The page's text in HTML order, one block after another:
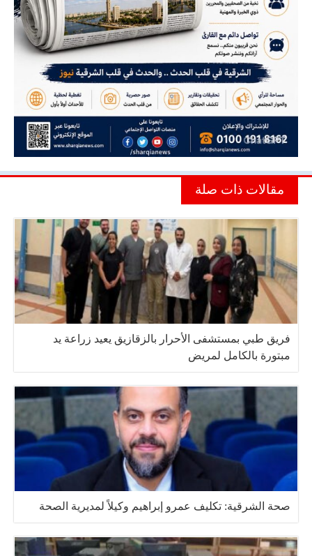
مقالات ذات صلة
فريق طبي بمستشفى الأحرار بالزقازيق يعيد زراعة يد
مبتورة بالكامل لمريض
صحة الشرقية: تكليف عمرو إبراهيم وكيلاً لمديرية الصحة